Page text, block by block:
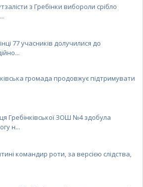
з Гребінки вибороли срібло
77 учасників долучилися до
громада продовжує підтримувати
Гребінківської ЗОШ №4 здобула
н...
командир роти, за версією слідства,